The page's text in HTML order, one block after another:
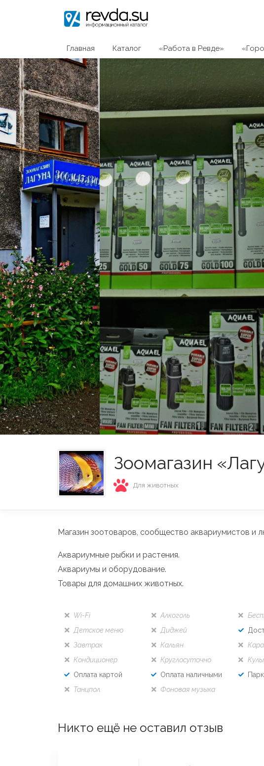
Главная Каталог «Работа в Ревде»
Зоомагазин
Для животных
Магазин зоотоваров, сообщество аквариумистов и
Аквариумные рыбки и растения.
Аквариумы и оборудование.
Товары для домашних животных.
Wi-Fi Алкоголь
Детское меню
Диджей
Завтрак
Кальян
Кондиционер
Круглосуточно
Оплата картой
Оплата наличными
Танцпол
Фоновая музыка
Никто ещё не оставил отзыв